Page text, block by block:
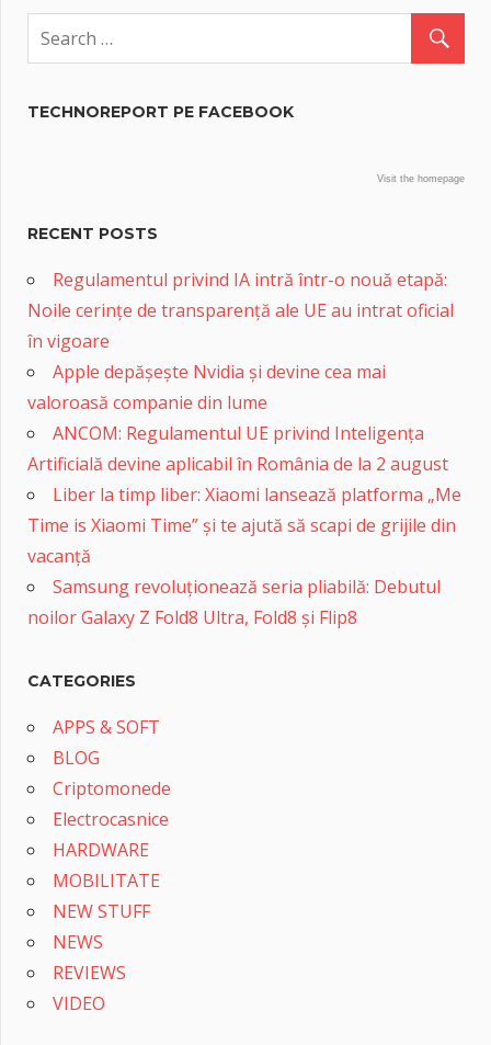
TECHNOREPORT PE FACEBOOK
Visit the homepage
RECENT POSTS
Regulamentul privind IA intră într-o nouă etapă:
Noile cerințe de transparență ale UE au intrat oficial
în vigoare
Apple depășește Nvidia și devine cea mai
valoroasă companie din lume
ANCOM: Regulamentul UE privind Inteligența
Artificială devine aplicabil în România de la 2 august
Liber la timp liber: Xiaomi lansează platforma „Me
Time is Xiaomi Time” și te ajută să scapi de grijile din
vacanță
Samsung revoluționează seria pliabilă: Debutul
noilor Galaxy Z Fold8 Ultra, Fold8 și Flip8
CATEGORIES
APPS & SOFT
BLOG
Criptomonede
Electrocasnice
HARDWARE
MOBILITATE
NEW STUFF
NEWS
REVIEWS
VIDEO